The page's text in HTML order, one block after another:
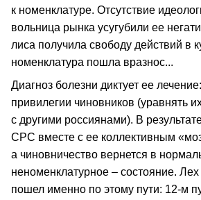
к номенклатуре. Отсутствие
вольница рынка усугубили ее
лиса получила свободу действий в
номенклатура пошла вразнос...
Диагноз болезни диктует ее
привилегии чиновников (уравнять
с другими россиянами). В
СРС вместе с ее коллективным
а чиновничество вернется в
неноменклатурное – состояние.
пошел именно по этому пути: 12-м